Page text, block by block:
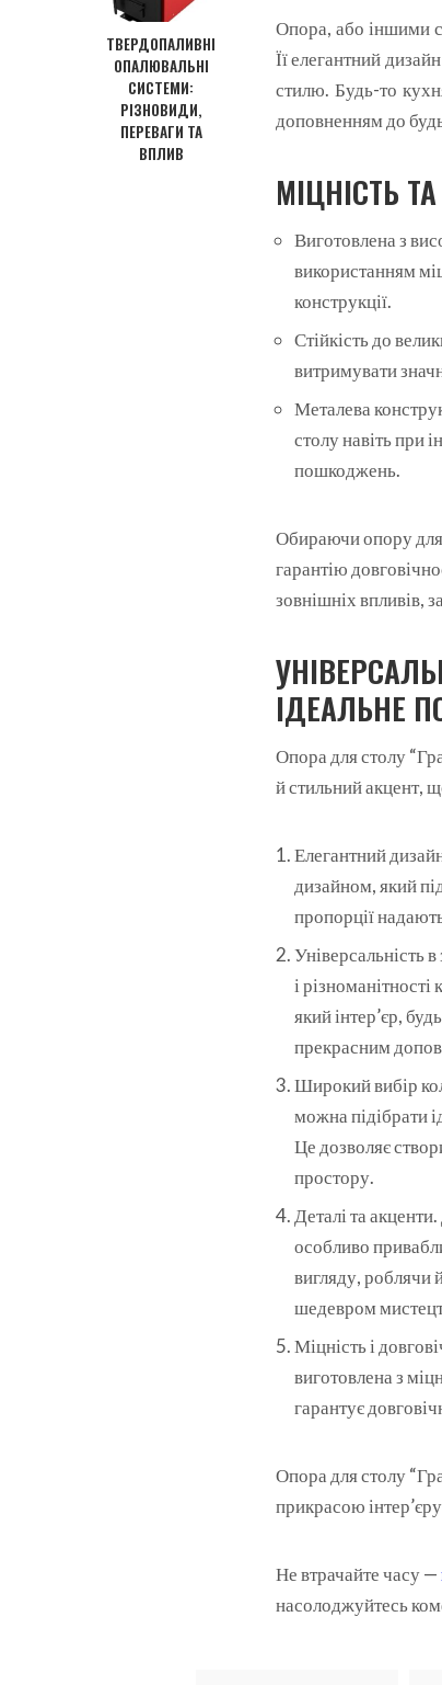
ТВЕРДОПАЛИВНІ
ОПАЛЮВАЛЬНІ
СИСТЕМИ:
РІЗНОВИДИ,
ПЕРЕВАГИ ТА
ВПЛИВ
Опора, або іншими
Її елегантний
стилю. Будь-то
доповненням до
МІЦНІСТЬ
Виготовлена з
використанням
конструкції.
Стійкість до
витримувати
Металева
столу навіть при
пошкоджень.
Обираючи опору для
гарантію
зовнішніх впливів,
ІДЕАЛЬНЕ
Опора для столу
й стильний акцент,
Елегантний
дизайном, який
пропорції
Універсальність
і
який інтер’єр,
прекрасним
Широкий вибір
можна підібрати
Це дозволяє
простору.
Деталі та
особливо
вигляду, роблячи
шедевром
Міцність і
виготовлена з
гарантує
Опора для столу
прикрасою
Не втрачайте часу —
насолоджуйтесь